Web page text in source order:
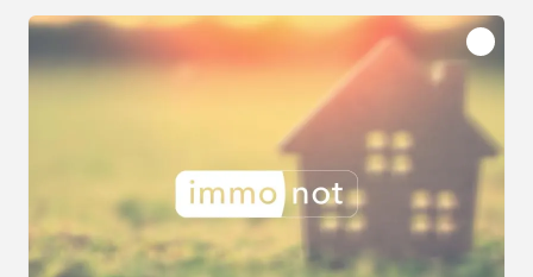
- Chambre froide et réserve totalisant plus de 30 m²
Habitation à l'étage de 62m² environ : quatre chambres,
deux salles d'eau, wc. Une cave, un grand grenier Murs
commerciaux : 290.000 € Net vendeur Possibilité de
cession de fonds de commerce /ou cession de droit au
bail : 50.000 € Net vendeur Ce commerce dispose d'un
emplacement stratégique et d'une configuration idéale
pour poursuivre l'activité ou développer de nouveaux
projets. Etude PINSON EON Montauban de Bretagne /